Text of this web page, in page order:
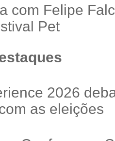
com Felipe
Pet
2026
as eleições